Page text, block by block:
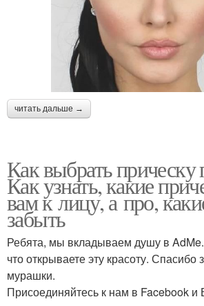
читать дальше →
Как выбрать прическу
Как узнать, какие
вам к лицу, а про,
забыть
Ребята, мы вкладываем душу в
что открываете эту красоту. Спасибо
мурашки.
Присоединяйтесь к нам в Facebook и